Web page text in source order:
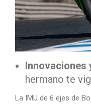
Innovaciones
hermano te
La IMU de 6 ejes de